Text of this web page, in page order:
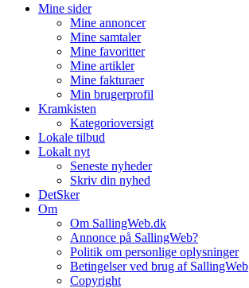
Mine sider
Mine annoncer
Mine samtaler
Mine favoritter
Mine artikler
Mine fakturaer
Min brugerprofil
Kramkisten
Kategorioversigt
Lokale tilbud
Lokalt nyt
Seneste nyheder
Skriv din nyhed
DetSker
Om
Om SallingWeb.dk
Annonce på SallingWeb?
Politik om personlige oplysninger
Betingelser ved brug af SallingWeb
Copyright